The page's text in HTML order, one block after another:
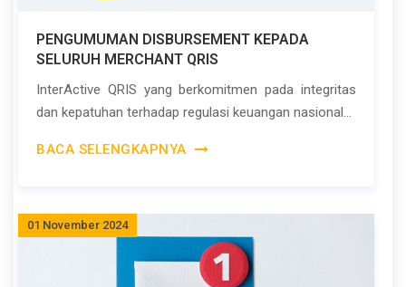
PENGUMUMAN DISBURSEMENT KEPADA
SELURUH MERCHANT QRIS
InterActive QRIS yang berkomitmen pada integritas
dan kepatuhan terhadap regulasi keuangan nasional...
BACA SELENGKAPNYA
01 November 2024